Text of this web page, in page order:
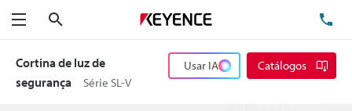
Menu
Cortina de luz de
segurança
Série SL-V
Usar IA Catálogos